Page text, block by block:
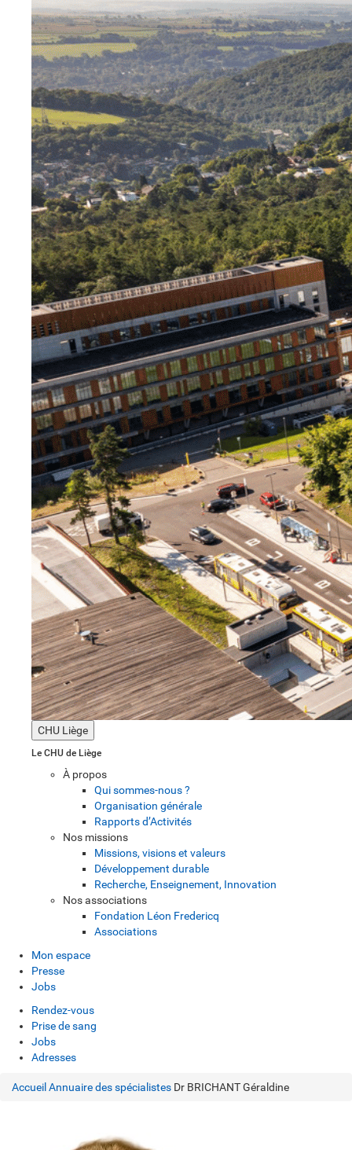
CHU Liège
Le CHU de Liège
À propos
Qui sommes-nous ?
Organisation générale
Rapports d’Activités
Nos missions
Missions, visions et valeurs
Développement durable
Recherche, Enseignement, Innovation
Nos associations
Fondation Léon Fredericq
Associations
Mon espace
Presse
Jobs
Rendez-vous
Prise de sang
Jobs
Adresses
Accueil Annuaire des spécialistes Dr BRICHANT Géraldine